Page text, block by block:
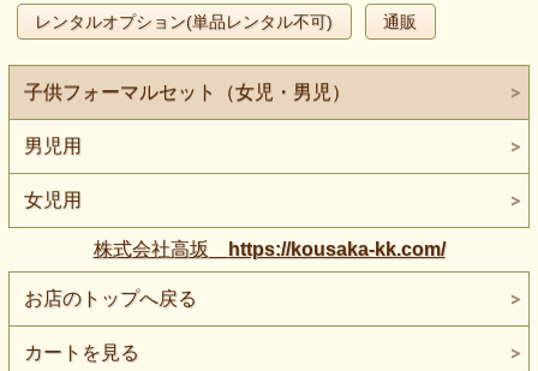
レンタルオプション(単品レンタル不可) 通販
子供フォーマルセット（女児・男児）
男児用
女児用
株式会社高坂 https://kousaka-kk.com/
お店のトップへ戻る
カートを見る